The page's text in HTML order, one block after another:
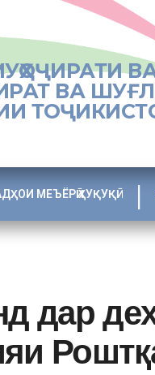
ВА
МЕЪЁРӢ ҲУҚУҚӢ
дар